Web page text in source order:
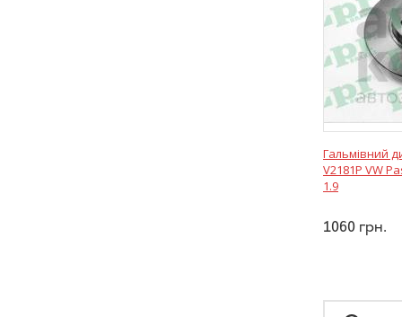
Гальмівний
V2181P VW
1.9
1060 грн.